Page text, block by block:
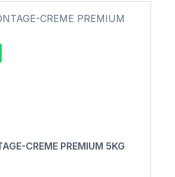
CREME PREMIUM 5KG